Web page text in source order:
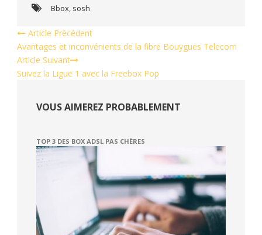
Bbox, sosh
Article Précédent
Avantages et inconvénients de la fibre Bouygues Telecom
Article Suivant
Suivez la Ligue 1 avec la Freebox Pop
VOUS AIMEREZ PROBABLEMENT
TOP 3 DES BOX ADSL PAS CHÈRES